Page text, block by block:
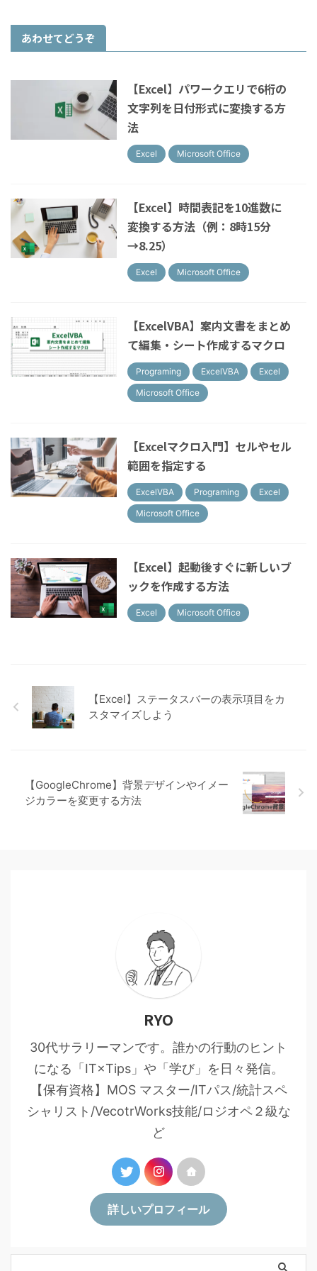
あわせてどうぞ
【Excel】パワークエリで6桁の
文字列を日付形式に変換する方
法
Excel Microsoft Office
【Excel】時間表記を10進数に
変換する方法（例：8時15分
→8.25）
Excel Microsoft Office
【ExcelVBA】案内文書をまとめ
て編集・シート作成するマクロ
Programing ExcelVBA
Excel
Microsoft Office
【Excelマクロ入門】セルやセル
範囲を指定する
ExcelVBA Programing
Excel
Microsoft Office
【Excel】起動後すぐに新しいブ
ックを作成する方法
Excel Microsoft Office
【Excel】ステータスバーの表示項目をカ
スタマイズしよう
【GoogleChrome】背景デザインやイメー
ジカラーを変更する方法
RYO
30代サラリーマンです。誰かの行動のヒント
になる「IT×Tips」や「学び」を日々発信。
【保有資格】MOS マスター/ITパス/統計スペ
シャリスト/VecotrWorks技能/ロジオペ２級な
ど
詳しいプロフィール